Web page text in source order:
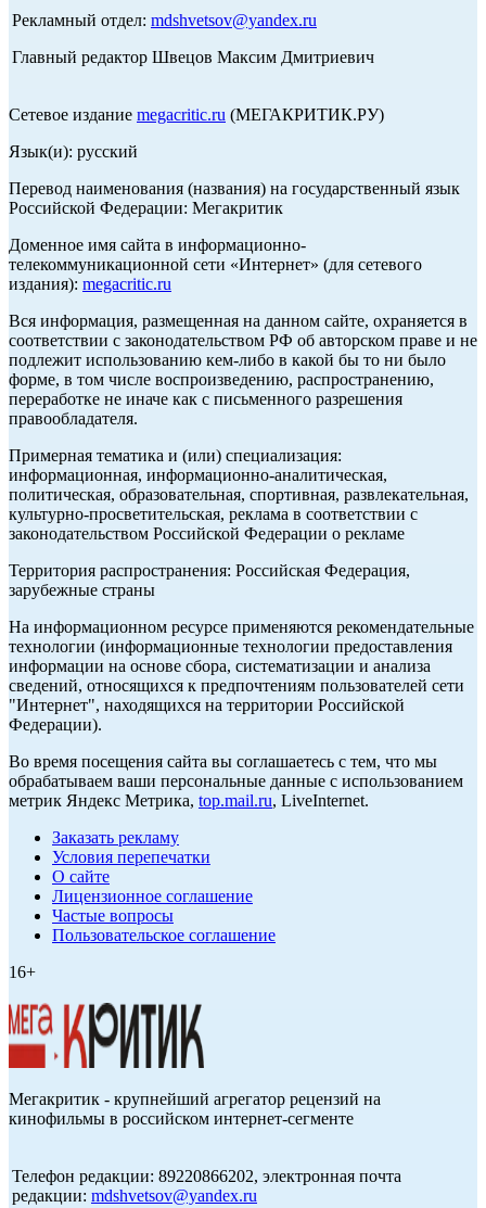
Рекламный отдел: mdshvetsov@yandex.ru
Главный редактор Швецов Максим Дмитриевич
Сетевое издание megacritic.ru (МЕГАКРИТИК.РУ)
Язык(и): русский
Перевод наименования (названия) на государственный язык
Российской Федерации: Мегакритик
Доменное имя сайта в информационно-
телекоммуникационной сети «Интернет» (для сетевого
издания): megacritic.ru
Вся информация, размещенная на данном сайте, охраняется в
соответствии с законодательством РФ об авторском праве и не
подлежит использованию кем-либо в какой бы то ни было
форме, в том числе воспроизведению, распространению,
переработке не иначе как с письменного разрешения
правообладателя.
Примерная тематика и (или) специализация:
информационная, информационно-аналитическая,
политическая, образовательная, спортивная, развлекательная,
культурно-просветительская, реклама в соответствии с
законодательством Российской Федерации о рекламе
Территория распространения: Российская Федерация,
зарубежные страны
На информационном ресурсе применяются рекомендательные
технологии (информационные технологии предоставления
информации на основе сбора, систематизации и анализа
сведений, относящихся к предпочтениям пользователей сети
"Интернет", находящихся на территории Российской
Федерации).
Во время посещения сайта вы соглашаетесь с тем, что мы
обрабатываем ваши персональные данные с использованием
метрик Яндекс Метрика, top.mail.ru, LiveInternet.
Заказать рекламу
Условия перепечатки
О сайте
Лицензионное соглашение
Частые вопросы
Пользовательское соглашение
16+
Мегакритик - крупнейший агрегатор рецензий на
кинофильмы в российском интернет-сегменте
Телефон редакции: 89220866202, электронная почта
редакции: mdshvetsov@yandex.ru